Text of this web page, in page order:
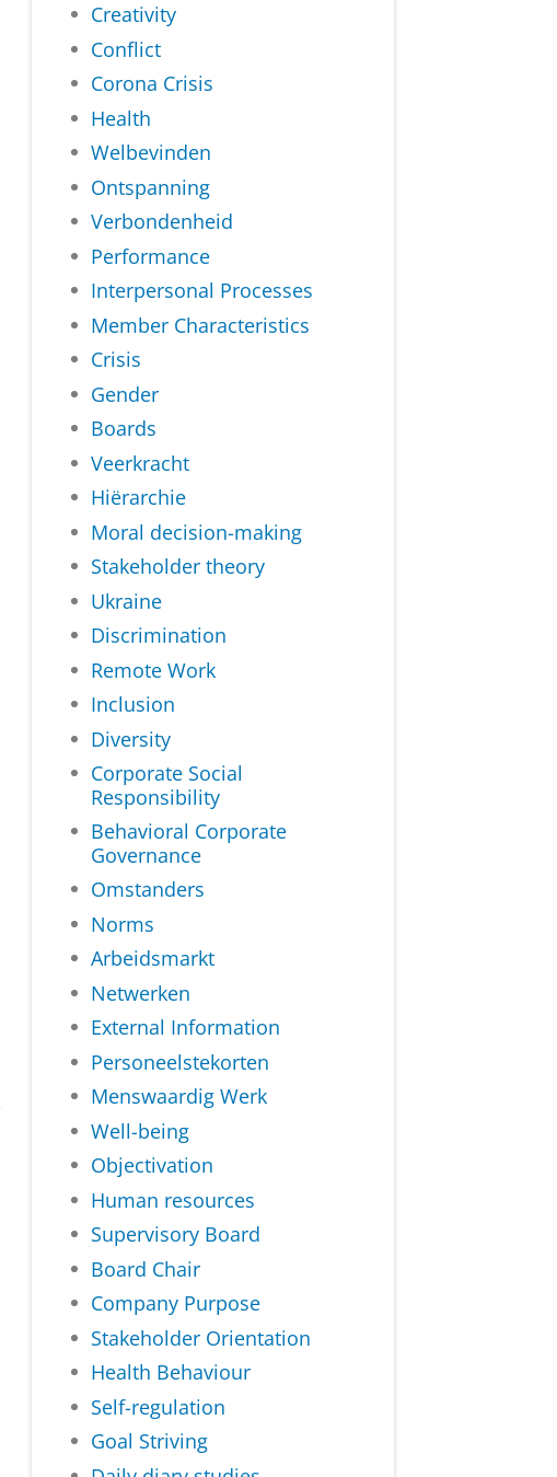
Creativity
Conflict
Corona Crisis
Health
Welbevinden
Ontspanning
Verbondenheid
Performance
Interpersonal Processes
Member Characteristics
Crisis
Gender
Boards
Veerkracht
Hiërarchie
Moral decision-making
Stakeholder theory
Ukraine
Discrimination
Remote Work
Inclusion
Diversity
Corporate Social
Responsibility
Behavioral Corporate
Governance
Omstanders
Norms
Arbeidsmarkt
Netwerken
External Information
Personeelstekorten
Menswaardig Werk
Well-being
Objectivation
Human resources
Supervisory Board
Board Chair
Company Purpose
Stakeholder Orientation
Health Behaviour
Self-regulation
Goal Striving